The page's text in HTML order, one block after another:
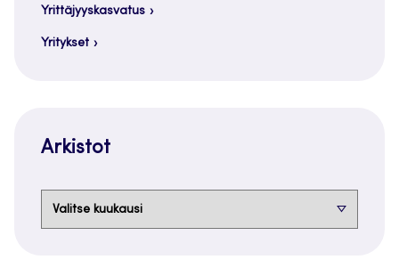
Yrittäjyyskasvatus
Yritykset
Arkistot